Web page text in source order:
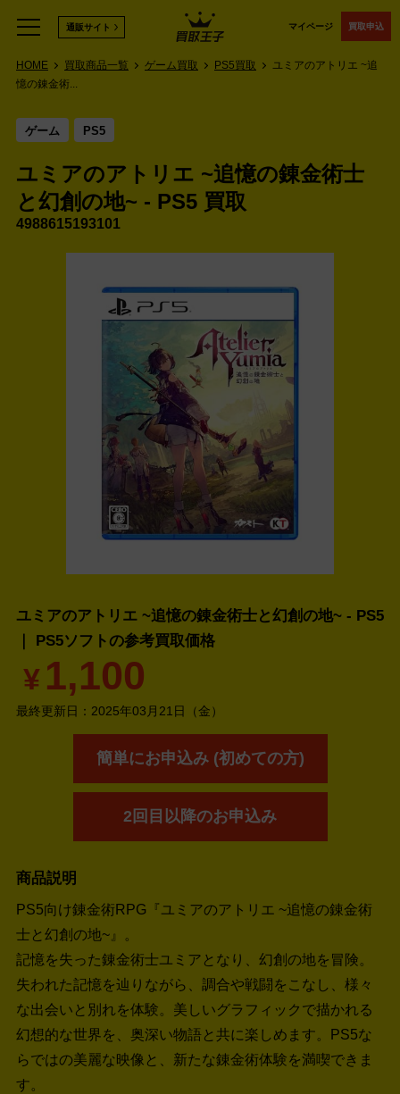
マイページ 買取申込
通販サイト
HOME 買取商品一覧 ゲーム買取 PS5買取
ユミアのアトリエ ~追
憶の錬金術...
ゲーム PS5
ユミアのアトリエ ~追憶の錬金術士
と幻創の地~ - PS5 買取
4988615193101
ユミアのアトリエ ~追憶の錬金術士と幻創の地~ - PS5
｜ PS5ソフトの参考買取価格
¥ 1,100
最終更新日： 2025年03月21日（金）
簡単にお申込み (初めての方)
2回目以降のお申込み
商品説明
PS5向け錬金術RPG『ユミアのアトリエ ~追憶の錬金術
士と幻創の地~』。
記憶を失った錬金術士ユミアとなり、幻創の地を冒険。
失われた記憶を辿りながら、調合や戦闘をこなし、様々
な出会いと別れを体験。美しいグラフィックで描かれる
幻想的な世界を、奥深い物語と共に楽しめます。PS5な
らではの美麗な映像と、新たな錬金術体験を満喫できま
す。